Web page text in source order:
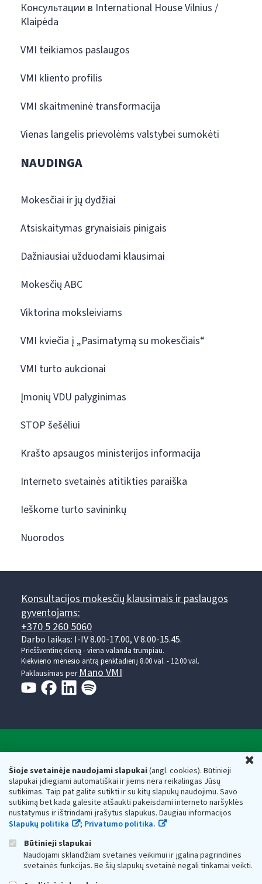
Šioje svetainėje naudojami slapukai(angl. cookies). Būtinieji
slapukai įdiegiami automatiškai ir jiems nėra reikalingas Jūsų
sutikimas. Taip pat galite sutikti ir su kitų slapukų naudojimu. Savo
sutikimą bet kada galėsite atšaukti pakeisdami interneto naršyklės
nustatymus ir ištrindami įrašytus slapukus. Daugiau informacijos
Slapukų politika
; Privatumo politika.
Būtinieji slapukai
Naudojami sklandžiam svetainės veikimui ir įgalina pagrindines
svetainės funkcijas. Be šių slapukų svetainė negali tinkamai veikti.
Консультации в International House Vilnius /
Klaipėda
VMI teikiamos paslaugos
VMI kliento profilis
VMI skaitmeninė transformacija
Vienas langelis prievolėms valstybei sumokėti
NAUDINGA
Mokesčiai ir jų dydžiai
Atsiskaitymas grynaisiais pinigais
Dažniausiai užduodami klausimai
Mokesčių ABC
Viktorina moksleiviams
VMI kviečia į „Pasimatymą su mokesčiais“
VMI turto aukcionai
Įmonių VDU palyginimas
STOP šešėliui
Krašto apsaugos ministerijos informacija
Interneto svetainės atitikties paraiška
Ieškome turto savininkų
Nuorodos
Konsultacijos mokesčių klausimais ir paslaugos
gyventojams:
+370 5 260 5060
Darbo laikas: I-IV 8.00-17.00, V 8.00-15.45.
Prieššventinę dieną - viena valanda trumpiau.
Kiekvieno mėnesio antrą penktadienį 8.00 val. - 12.00 val.
Paklausimas perMano VMI
Valstybinė mokesčių inspekcija prie Lietuvos
Respublikos finansų ministerijos
Biudžetinė įstaiga. Juridinio asmens kodas — 188659752,
adresas: Vasario 16-osios g. 14, 01107 Vilnius, Lietuva, el.paštas:
vmi@vmi.lt , E. pristatymo dėžutės adresas 188659752
Duomenys apie Valstybinę mokesčių inspekciją prie Lietuvos
Respublikos finansų ministerijos kaupiami ir saugomi Juridinių